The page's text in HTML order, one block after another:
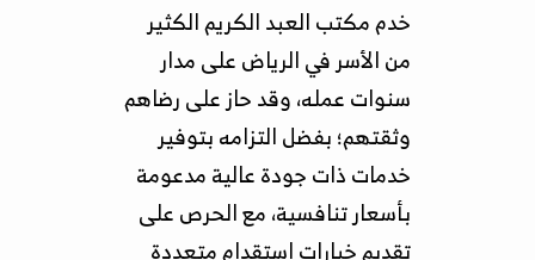
خدم مكتب العبد الكريم الكثير
من الأسر في الرياض على مدار
سنوات عمله، وقد حاز على رضاهم
وثقتهم؛ بفضل التزامه بتوفير
خدمات ذات جودة عالية مدعومة
بأسعار تنافسية، مع الحرص على
تقديم خيارات استقدام متعددة